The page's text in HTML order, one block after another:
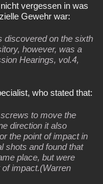
vergessen in was
Gewehr war:
discovered on the sixth
however, was a
Hearings, vol.4,
who stated that:
to move the
direction it also
the point of impact in
shots and found that
place, but were
impact.(Warren